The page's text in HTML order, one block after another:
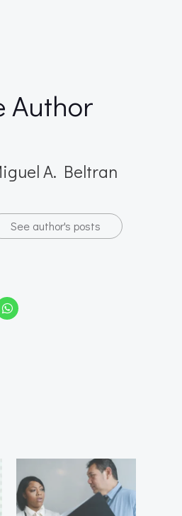
Author
A. Beltran
See author's posts